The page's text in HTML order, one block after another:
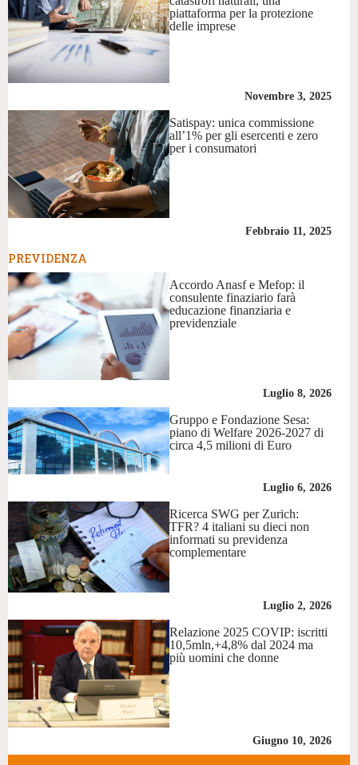
piattaforma per la protezione
delle imprese
Novembre 3, 2025
Satispay: unica commissione
all’1% per gli esercenti e zero
per i consumatori
Febbraio 11, 2025
PREVIDENZA
Accordo Anasf e Mefop: il
consulente finaziario farà
educazione finanziaria e
previdenziale
Luglio 8, 2026
Gruppo e Fondazione Sesa:
piano di Welfare 2026-2027 di
circa 4,5 milioni di Euro
Luglio 6, 2026
Ricerca SWG per Zurich:
TFR? 4 italiani su dieci non
informati su previdenza
complementare
Luglio 2, 2026
Relazione 2025 COVIP: iscritti
10,5mln,+4,8% dal 2024 ma
più uomini che donne
Giugno 10, 2026